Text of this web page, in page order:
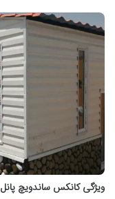
ویژگی کانکس ساندویچ پانل